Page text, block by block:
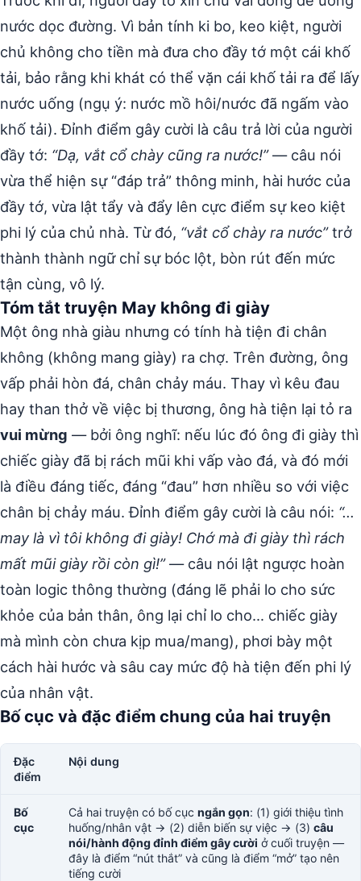
nước dọc đường. Vì bản tính ki bo, keo kiệt, người
chủ không cho tiền mà đưa cho đầy tớ một cái khố
tải, bảo rằng khi khát có thể vặn cái khố tải ra để lấy
nước uống (ngụ ý: nước mồ hôi/nước đã ngấm vào
khố tải). Đỉnh điểm gây cười là câu trả lời của người
đầy tớ: “Dạ, vắt cổ chày cũng ra nước!”— câu nói
vừa thể hiện sự “đáp trả” thông minh, hài hước của
đầy tớ, vừa lật tẩy và đẩy lên cực điểm sự keo kiệt
phi lý của chủ nhà. Từ đó, “vắt cổ chày ra nước”trở
thành thành ngữ chỉ sự bóc lột, bòn rút đến mức
tận cùng, vô lý.
Tóm tắt truyện May không đi giày
Một ông nhà giàu nhưng có tính hà tiện đi chân
không (không mang giày) ra chợ. Trên đường, ông
vấp phải hòn đá, chân chảy máu. Thay vì kêu đau
hay than thở về việc bị thương, ông hà tiện lại tỏ ra
vui mừng — bởi ông nghĩ: nếu lúc đó ông đi giày thì
chiếc giày đã bị rách mũi khi vấp vào đá, và đó mới
là điều đáng tiếc, đáng “đau” hơn nhiều so với việc
chân bị chảy máu. Đỉnh điểm gây cười là câu nói: “…
may là vì tôi không đi giày! Chớ mà đi giày thì rách
mất mũi giày rồi còn gì!”— câu nói lật ngược hoàn
toàn logic thông thường (đáng lẽ phải lo cho sức
khỏe của bản thân, ông lại chỉ lo cho… chiếc giày
mà mình còn chưa kịp mua/mang), phơi bày một
cách hài hước và sâu cay mức độ hà tiện đến phi lý
của nhân vật.
Bố cục và đặc điểm chung của hai truyện
Đặc
điểm
Nội dung
Bố
cục
Cả hai truyện có bố cục ngắn gọn: (1) giới thiệu tình
huống/nhân vật → (2) diễn biến sự việc → (3) câu
nói/hành động đỉnh điểm gây cười ở cuối truyện —
đây là điểm “nút thắt” và cũng là điểm “mở” tạo nên
tiếng cười